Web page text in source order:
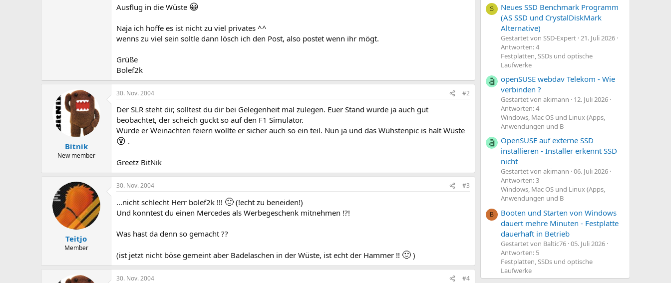
Ausflug in die Wüste 😀
Naja ich hoffe es ist nicht zu viel privates ^^
wenns zu viel sein soltle dann lösch ich den Post, also postet wenn ihr mögt.
Grüße
Bolef2k
Bitnik
New member
30. Nov. 2004 #2
Der SLR steht dir, solltest du dir bei Gelegenheit mal zulegen. Euer Stand wurde ja auch gut
beobachtet, der scheich guckt so auf den F1 Simulator.
Würde er Weinachten feiern wollte er sicher auch so ein teil. Nun ja und das Wühstenpic is halt Wüste
😵 .
Greetz BitNik
Teitjo
Member
30. Nov. 2004 #3
...nicht schlecht Herr bolef2k !!! 🙂 (!echt zu beneiden!)
Und konntest du einen Mercedes als Werbegeschenk mitnehmen !?!
Was hast da denn so gemacht ??
(ist jetzt nicht böse gemeint aber Badelaschen in der Wüste, ist echt der Hammer !! 🙂 )
30. Nov. 2004 #4
S
Neues SSD Benchmark Programm
(AS SSD und CrystalDiskMark
Alternative)
Gestartet von SSD-Expert 21. Juli 2026
Antworten: 4
Festplatten, SSDs und optische
Laufwerke
openSUSE webdav Telekom - Wie
verbinden ?
Gestartet von akimann
12. Juli 2026
Antworten: 4
Windows, Mac OS und Linux (Apps,
Anwendungen und B
OpenSUSE auf externe SSD
installieren - Installer erkennt SSD
nicht
Gestartet von akimann 06. Juli 2026
Antworten: 3
Windows, Mac OS und Linux (Apps,
Anwendungen und B
B
Booten und Starten von Windows
dauert mehre Minuten - Festplatte
dauerhaft in Betrieb
Gestartet von Baltic76 05. Juli 2026
Antworten: 5
Festplatten, SSDs und optische
Laufwerke